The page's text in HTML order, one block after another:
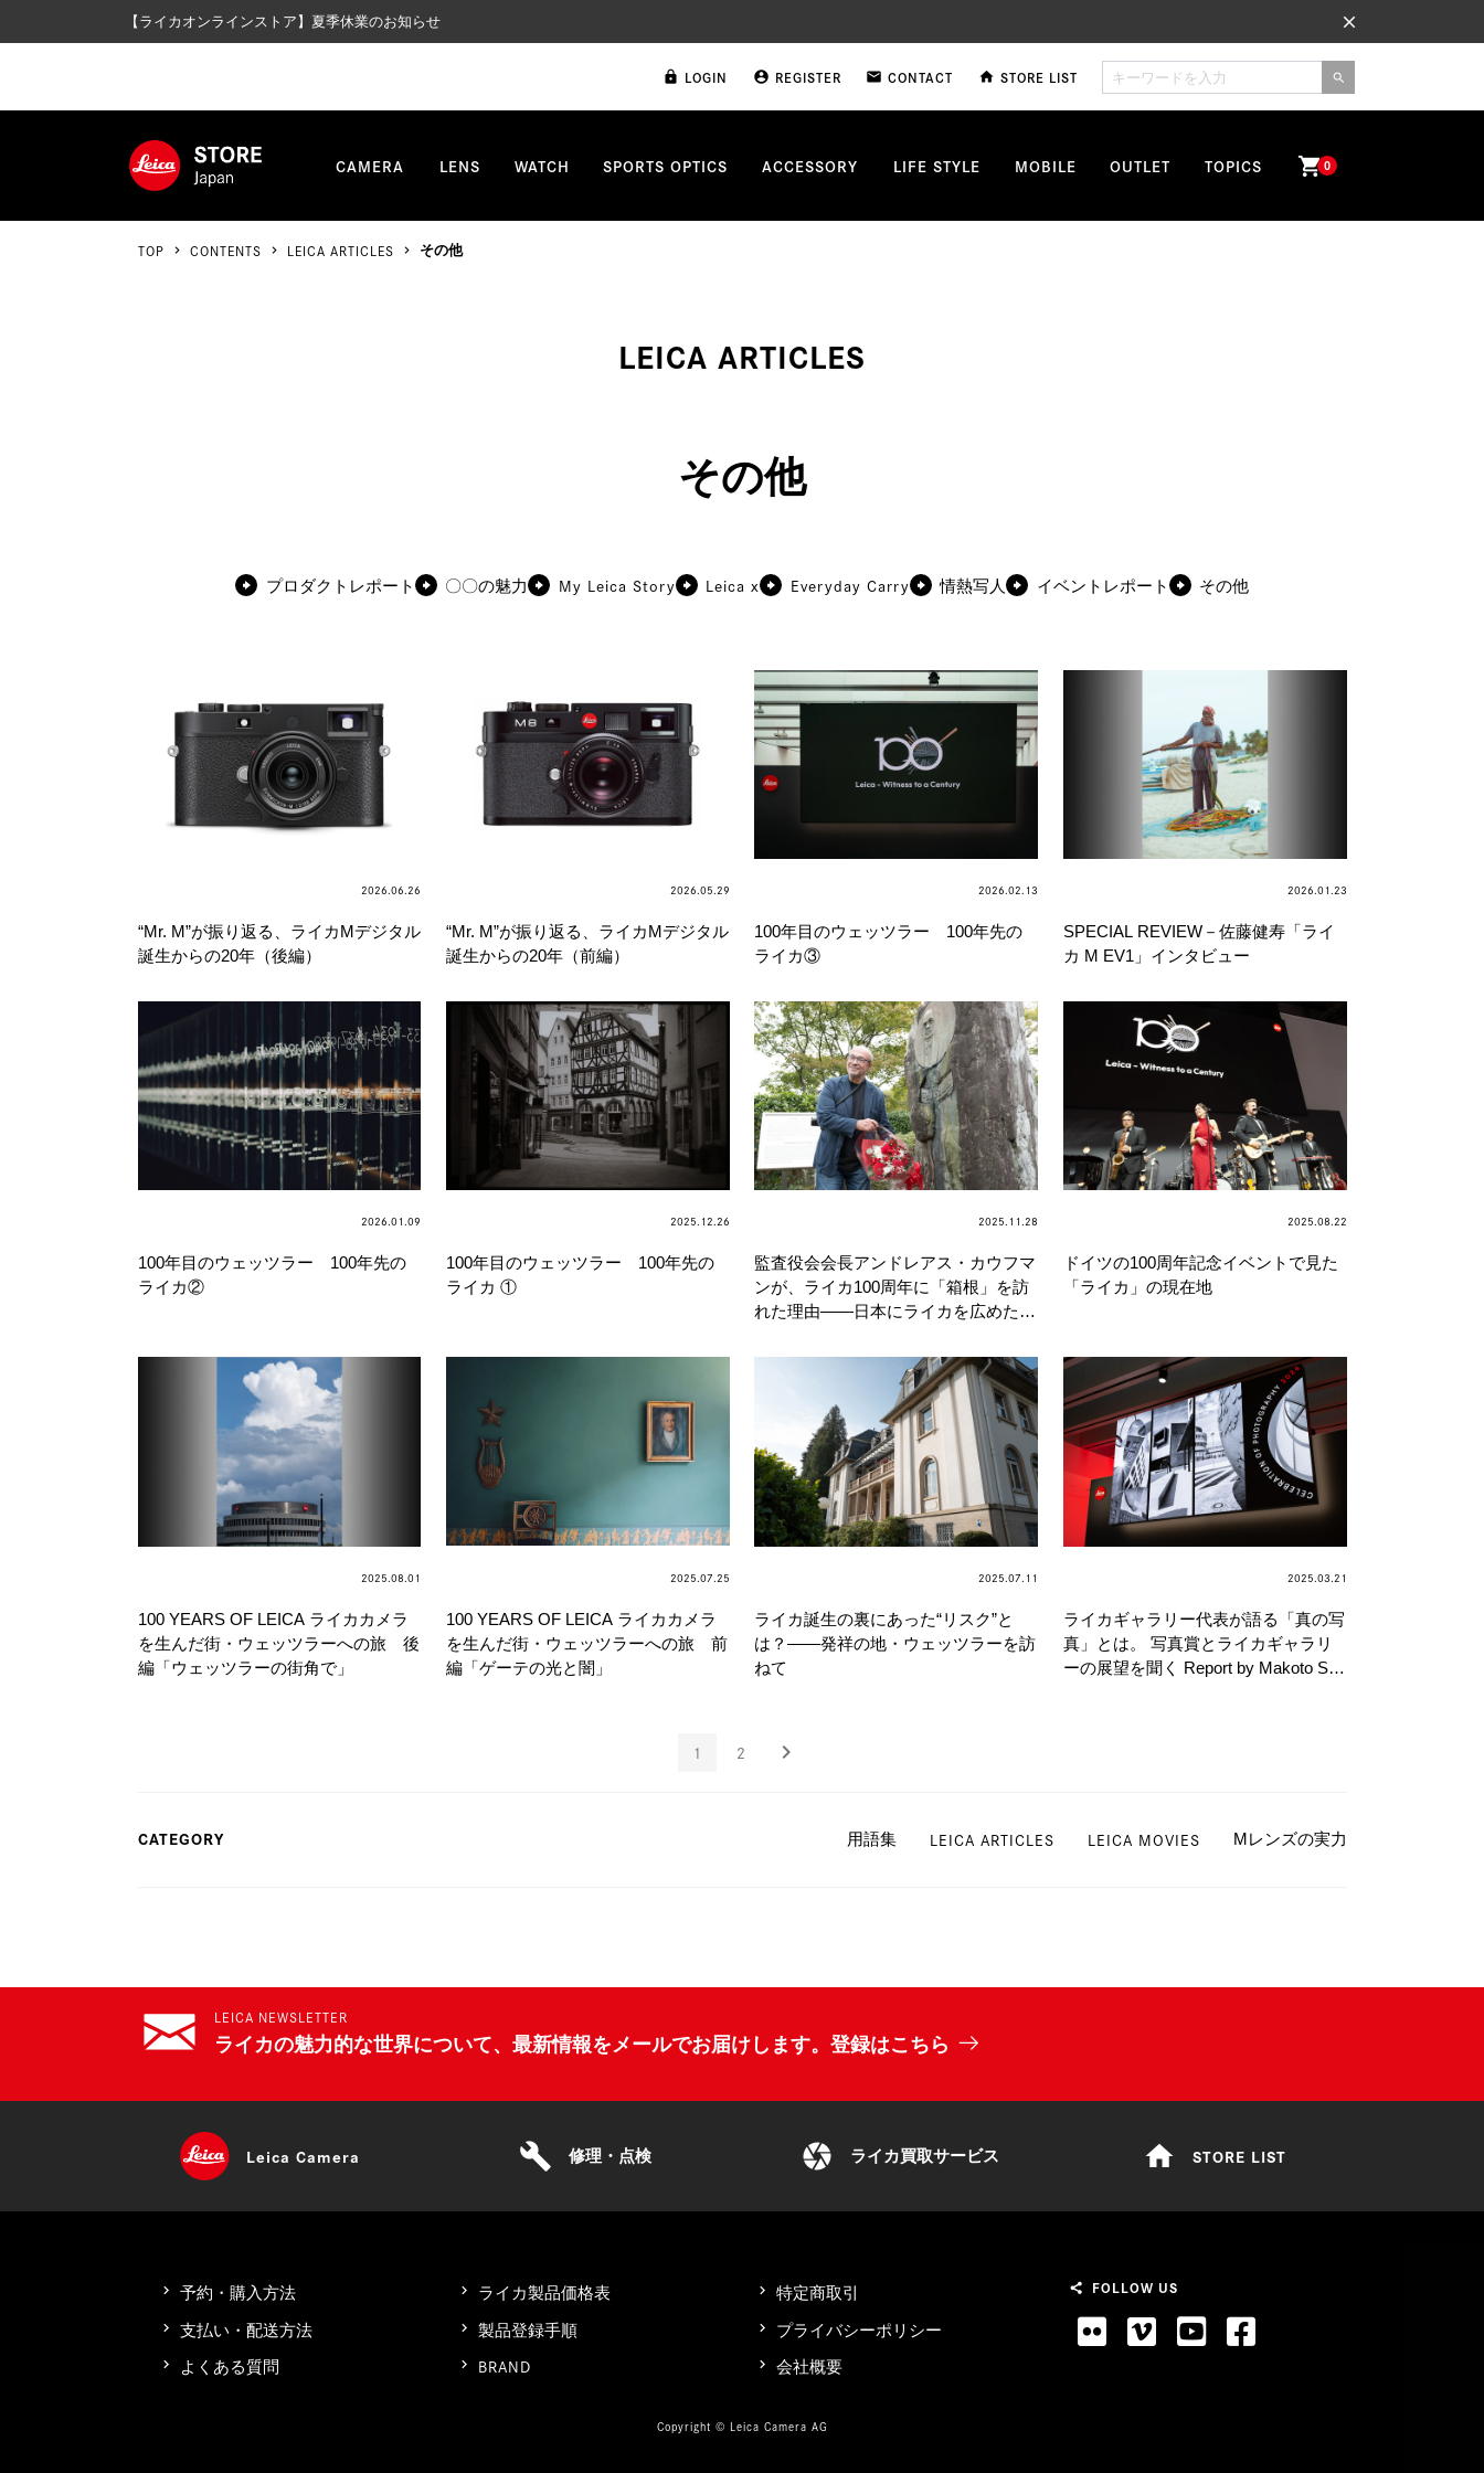
【ライカオンラインストア】夏季休業のお知らせ close
lock LOGIN account_circle REGISTER email CONTACT home STORE LIST search
CAMERA LENS WATCH SPORTS OPTICS ACCESSORY LIFE STYLE MOBILE OUTLET TOPICS shopping_cart0
TOP CONTENTS LEICA ARTICLES その他
LEICA ARTICLES
その他
プロダクトレポート 〇〇の魅力 My Leica Story Leica x Everyday Carry 情熱写人 イベントレポート その他
2026.06.26
“Mr. M”が振り返る、ライカMデジタル
誕生からの20年（後編）
2026.05.29
“Mr. M”が振り返る、ライカMデジタル
誕生からの20年（前編）
2026.02.13
100年目のウェッツラー 100年先の
ライカ③
2026.01.23
SPECIAL REVIEW－佐藤健寿「ライ
カ M EV1」インタビュー
2026.01.09
100年目のウェッツラー 100年先の
ライカ②
2025.12.26
100年目のウェッツラー 100年先の
ライカ ①
2025.11.28
監査役会会長アンドレアス・カウフマ
ンが、ライカ100周年に「箱根」を訪
れた理由——日本にライカを広めたパ
2025.08.22
ドイツの100周年記念イベントで見た
「ライカ」の現在地
2025.08.01
100 YEARS OF LEICA ライカカメラ
を生んだ街・ウェッツラーへの旅 後
編「ウェッツラーの街角で」
2025.07.25
100 YEARS OF LEICA ライカカメラ
を生んだ街・ウェッツラーへの旅 前
編「ゲーテの光と闇」
2025.07.11
ライカ誕生の裏にあった“リスク”と
は？——発祥の地・ウェッツラーを訪
ねて
2025.03.21
ライカギャラリー代表が語る「真の写
真」とは。 写真賞とライカギャラリ
ーの展望を聞く Report by Makoto Suz
1 2 chevron_right
CATEGORY 用語集 LEICA ARTICLES LEICA MOVIES Mレンズの実力
LEICA NEWSLETTER
ライカの魅力的な世界について、最新情報をメールでお届けします。登録はこちら
Leica Camera build 修理・点検 camera ライカ買取サービス home STORE LIST
予約・購入方法
支払い・配送方法
よくある質問
ライカ製品価格表
製品登録手順
BRAND
特定商取引
プライバシーポリシー
会社概要
share FOLLOW US
Copyright © Leica Camera AG